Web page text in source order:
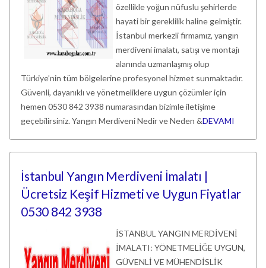
özellikle yoğun nüfuslu şehirlerde
hayati bir gereklilik haline gelmiştir.
İstanbul merkezli firmamız, yangın
merdiveni imalatı, satışı ve montajı
alanında uzmanlaşmış olup
Türkiye’nin tüm bölgelerine profesyonel hizmet sunmaktadır.
Güvenli, dayanıklı ve yönetmeliklere uygun çözümler için
hemen 0530 842 3938 numarasından bizimle iletişime
geçebilirsiniz. Yangın Merdiveni Nedir ve Neden &DEVAMI
İstanbul Yangın Merdiveni İmalatı |
Ücretsiz Keşif Hizmeti ve Uygun Fiyatlar
0530 842 3938
İSTANBUL YANGIN MERDİVENİ
İMALATI: YÖNETMELİĞE UYGUN,
GÜVENLİ VE MÜHENDİSLİK